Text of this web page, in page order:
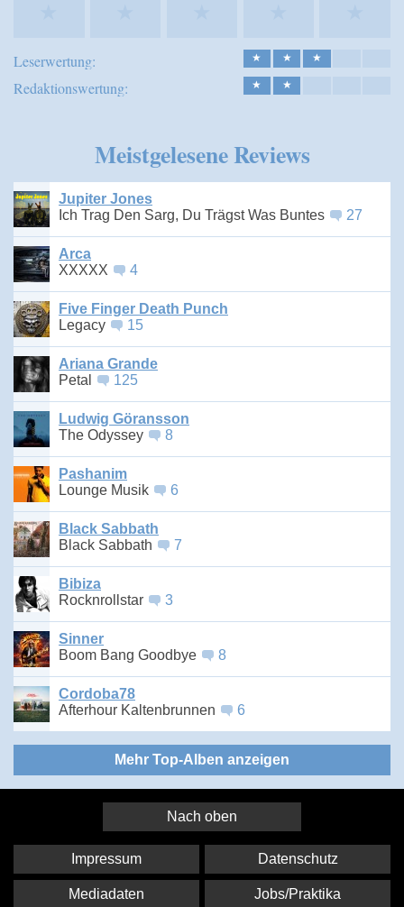
Leserwertung: ★ ★ ★
Redaktionswertung: ★ ★
Meistgelesene Reviews
Jupiter Jones
Ich Trag Den Sarg, Du Trägst Was Buntes
27
Arca
XXXXX
4
Five Finger Death Punch
Legacy
15
Ariana Grande
Petal
125
Ludwig Göransson
The Odyssey
8
Pashanim
Lounge Musik
6
Black Sabbath
Black Sabbath
7
Bibiza
Rocknrollstar
3
Sinner
Boom Bang Goodbye
8
Cordoba78
Afterhour Kaltenbrunnen
6
Mehr Top-Alben anzeigen
Nach oben
Impressum Datenschutz
Mediadaten Jobs/Praktika